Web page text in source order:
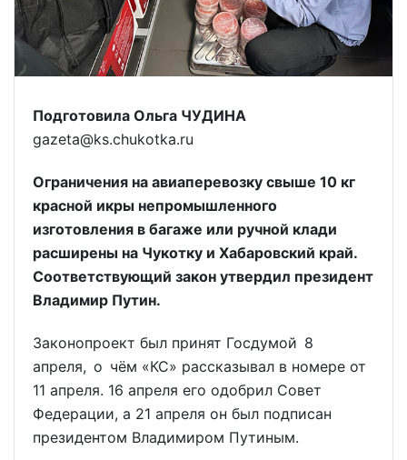
Подготовила Ольга ЧУДИНА
gazeta@ks.chukotka.ru
Ограничения на авиаперевозку свыше 10 кг
красной икры непромышленного
изготовления в багаже или ручной клади
расширены на Чукотку и Хабаровский край.
Соответствующий закон утвердил президент
Владимир Путин.
Законопроект был принят Госдумой 8
апреля, о чём «КС» рассказывал в номере от
11 апреля. 16 апреля его одобрил Совет
Федерации, а 21 апреля он был подписан
президентом Владимиром Путиным.